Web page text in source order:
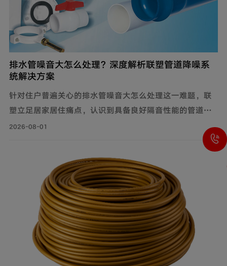
排水管噪音大怎么处理？深度解析联塑管道降噪系
统解决方案
针对住户普遍关心的排水管噪音大怎么处理这一难题，联
塑立足居家居住痛点，认识到具备良好隔音性能的管道系
统，能有效降低水流传递的给周围环境带来的影响，付诸
实际行动科学降噪，创新研制建筑排水降噪系统管道解决
方案，有效减少家庭管道噪音，为追求高品质生活的消费
者带来福音。
2026-08-01